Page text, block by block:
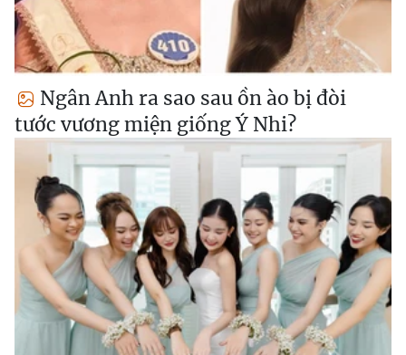
Ngân Anh ra sao sau ồn ào bị đòi
tước vương miện giống Ý Nhi?